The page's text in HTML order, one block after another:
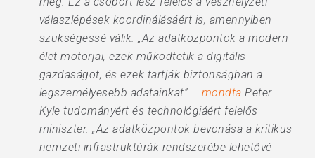
válaszlépések koordinálásáért is, amennyiben
szükségessé válik. „Az adatközpontok a modern
élet motorjai, ezek működtetik a digitális
gazdaságot, és ezek tartják biztonságban a
legszemélyesebb adatainkat” – mondta Peter
Kyle tudományért és technológiáért felelős
miniszter. „Az adatközpontok bevonása a kritikus
nemzeti infrastruktúrák rendszerébe lehetővé